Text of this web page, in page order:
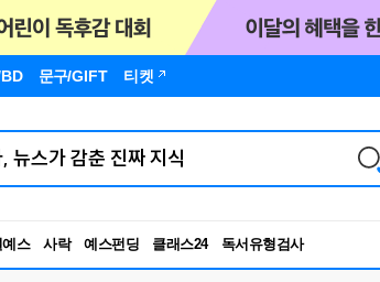
문구/GIFT 티켓
스 사락 예스펀딩 클래스24
RBTI Lab
독서유형검사